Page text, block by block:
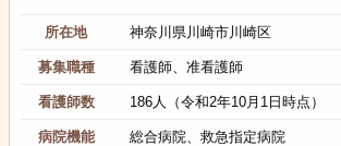
所在地 神奈川県川崎市川崎区
募集職種 看護師、准看護師
看護師数 186人（令和2年10月1日時点）
病院機能 総合病院、救急指定病院